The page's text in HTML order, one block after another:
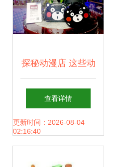
探秘动漫店 这些动
画周边产品为何让
人疯狂？
查看详情
更新时间：2026-08-04
02:16:40